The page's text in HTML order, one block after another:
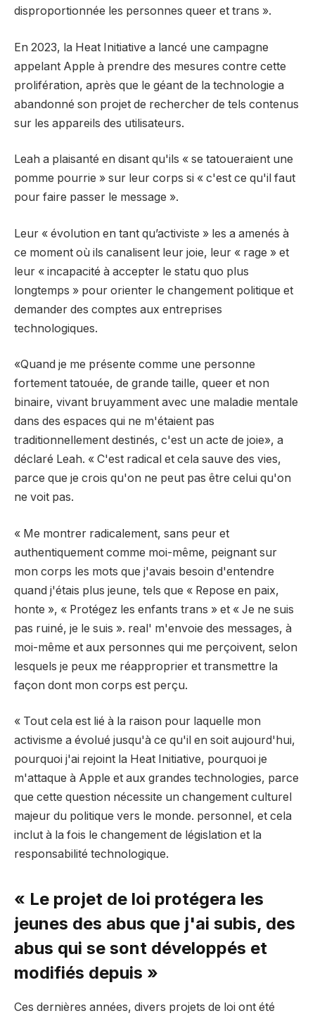
disproportionnée les personnes queer et trans ».
En 2023, la Heat Initiative a lancé une campagne
appelant Apple à prendre des mesures contre cette
prolifération, après que le géant de la technologie a
abandonné son projet de rechercher de tels contenus
sur les appareils des utilisateurs.
Leah a plaisanté en disant qu'ils « se tatoueraient une
pomme pourrie » sur leur corps si « c'est ce qu'il faut
pour faire passer le message ».
Leur « évolution en tant qu’activiste » les a amenés à
ce moment où ils canalisent leur joie, leur « rage » et
leur « incapacité à accepter le statu quo plus
longtemps » pour orienter le changement politique et
demander des comptes aux entreprises
technologiques.
«Quand je me présente comme une personne
fortement tatouée, de grande taille, queer et non
binaire, vivant bruyamment avec une maladie mentale
dans des espaces qui ne m'étaient pas
traditionnellement destinés, c'est un acte de joie», a
déclaré Leah. « C'est radical et cela sauve des vies,
parce que je crois qu'on ne peut pas être celui qu'on
ne voit pas.
« Me montrer radicalement, sans peur et
authentiquement comme moi-même, peignant sur
mon corps les mots que j'avais besoin d'entendre
quand j'étais plus jeune, tels que « Repose en paix,
honte », « Protégez les enfants trans » et « Je ne suis
pas ruiné, je le suis ». real' m'envoie des messages, à
moi-même et aux personnes qui me perçoivent, selon
lesquels je peux me réapproprier et transmettre la
façon dont mon corps est perçu.
« Tout cela est lié à la raison pour laquelle mon
activisme a évolué jusqu'à ce qu'il en soit aujourd'hui,
pourquoi j'ai rejoint la Heat Initiative, pourquoi je
m'attaque à Apple et aux grandes technologies, parce
que cette question nécessite un changement culturel
majeur du politique vers le monde. personnel, et cela
inclut à la fois le changement de législation et la
responsabilité technologique.
« Le projet de loi protégera les
jeunes des abus que j'ai subis, des
abus qui se sont développés et
modifiés depuis »
Ces dernières années, divers projets de loi ont été